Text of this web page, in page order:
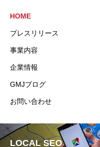
HOME
プレスリリース
事業内容
企業情報
GMJブログ
お問い合わせ
LOCAL SEO